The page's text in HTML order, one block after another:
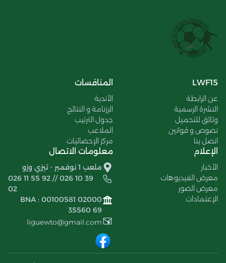
LWF15
عن الرابطة
النشرة الرسمية
وثائق للتحميل
نصوص و قوانين
اتصل بنا
المنافسات
الأندية
الرزنامة و النتائج
جدول الترتيب
الملاعب
مركز الإحصائيات
الإعلام
الأخبار
معرض الفيديوهات
معرض الصور
الإعتمادات
معلومات الاتصال
ملعب 1 نوفمبر - تيزي وزو
026 11 55 92 // 026 10 39
02
BNA : 00100581 02000
35560 69
liguewto@gmail.com